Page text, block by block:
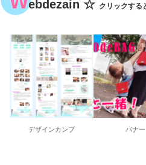
ebdezain ☆ クリックする
デザインカンプ バナー